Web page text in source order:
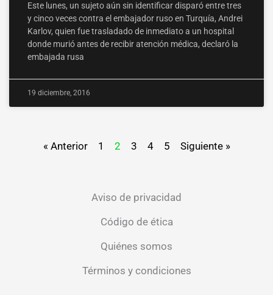
Este lunes, un sujeto aún sin identificar disparó entre tres
y cinco veces contra el embajador ruso en Turquía, Andrei
Karlov, quien fue trasladado de inmediato a un hospital
donde murió antes de recibir atención médica, declaró la
embajada rusa
19 diciembre, 2016
« Anterior 1 2 3 4 5 Siguiente »
Aviso de privacidad
Código de ética
Quiénes somos
Términos y condiciones